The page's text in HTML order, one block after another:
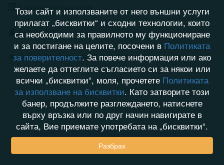
Хронология на игри
Активност
Кой видя профила на milusheva1981
Този сайт и използваните от него външни услуги
прилагат „бисквитки“ и сходни технологии, които
са необходими за правилното му функциониране
и за постигане на целите, посочени в Политиката
за поверителност. За повече информация или ако
желаете да оттеглите съгласието си за някои или
всички „бисквитки“, моля, прочетете Политиката
за използване на бисквитки. Като затворите този
банер, продължите разглеждането, натиснете
върху връзка или по друг начин навигирате в
сайта, Вие приемате употребата на „бисквитки“.
Разбрах